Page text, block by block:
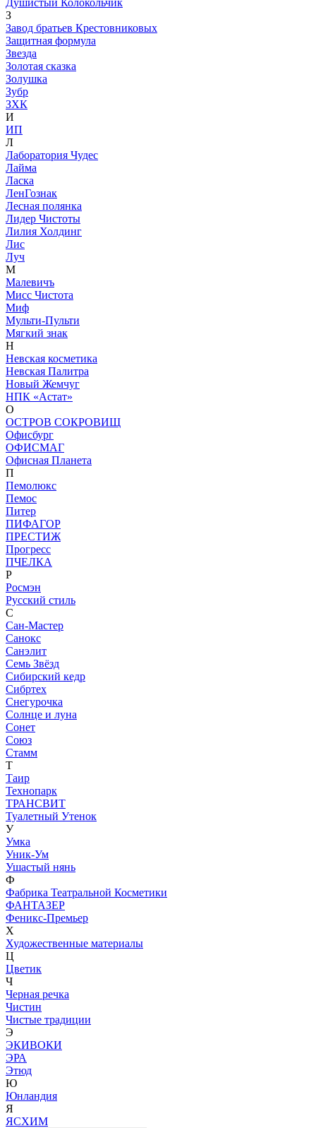
Душистый Колокольчик
З
Завод братьев Крестовниковых
Защитная формула
Звезда
Золотая сказка
Золушка
Зубр
ЗХК
И
ИП
Л
Лаборатория Чудес
Лайма
Ласка
ЛенГознак
Лесная полянка
Лидер Чистоты
Лилия Холдинг
Лис
Луч
М
Малевичъ
Мисс Чистота
Миф
Мульти-Пульти
Мягкий знак
Н
Невская косметика
Невская Палитра
Новый Жемчуг
НПК «Астат»
О
ОСТРОВ СОКРОВИЩ
Офисбург
ОФИСМАГ
Офисная Планета
П
Пемолюкс
Пемос
Питер
ПИФАГОР
ПРЕСТИЖ
Прогресс
ПЧЕЛКА
Р
Росмэн
Русский стиль
С
Сан-Мастер
Санокс
Санэлит
Семь Звёзд
Сибирский кедр
Сибртех
Снегурочка
Солнце и луна
Сонет
Союз
Стамм
Т
Таир
Технопарк
ТРАНСВИТ
Туалетный Утенок
У
Умка
Уник-Ум
Ушастый нянь
Ф
Фабрика Театральной Косметики
ФАНТАЗЕР
Феникс-Премьер
Х
Художественные материалы
Ц
Цветик
Ч
Черная речка
Чистин
Чистые традиции
Э
ЭКИВОКИ
ЭРА
Этюд
Ю
Юнландия
Я
ЯСХИМ